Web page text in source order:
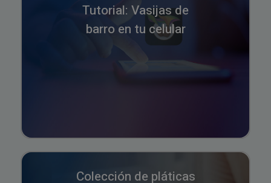
Tutorial: Vasijas de
barro en tu celular
Colección de pláticas